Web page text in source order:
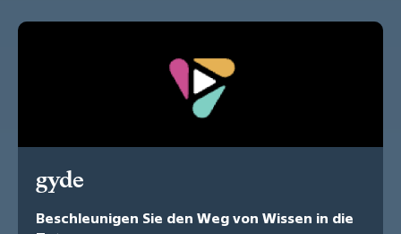
gyde
Beschleunigen Sie den Weg von Wissen in die